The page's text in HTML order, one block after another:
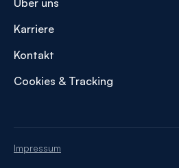
Karriere
Kontakt
Cookies & Tracking
Impressum